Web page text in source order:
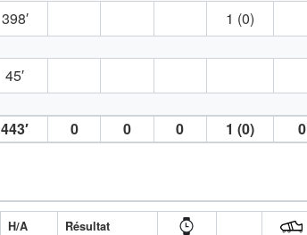
398′ 1 (0)
45′
443′ 0 0 0 1 (0) 0
H/A Résultat